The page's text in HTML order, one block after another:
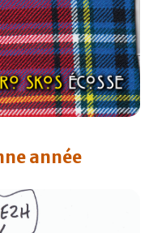
année